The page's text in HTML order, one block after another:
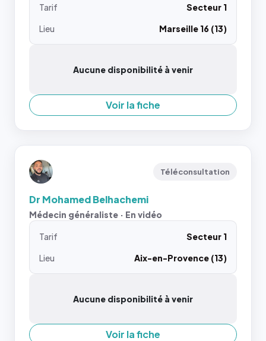
Tarif
Secteur 1
Lieu
Marseille 16 (13)
Aucune disponibilité à venir
Voir la fiche
Téléconsultation
Dr Mohamed Belhachemi
Médecin généraliste · En vidéo
Tarif
Secteur 1
Lieu
Aix-en-Provence (13)
Aucune disponibilité à venir
Voir la fiche